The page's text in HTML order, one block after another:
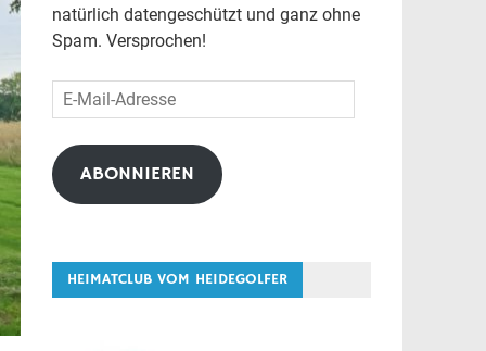
natürlich datengeschützt und ganz ohne
Spam. Versprochen!
E-
Mail-
Adresse
ABONNIEREN
HEIMATCLUB VOM HEIDEGOLFER